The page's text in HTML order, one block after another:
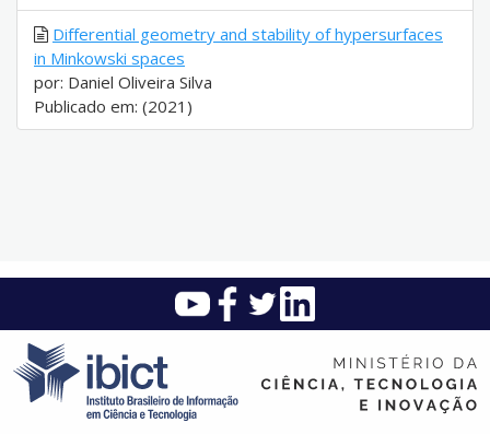
Differential geometry and stability of hypersurfaces
in Minkowski spaces
por: Daniel Oliveira Silva
Publicado em: (2021)